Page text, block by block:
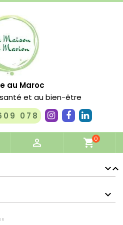
au Maroc
santé et au bien-être
078
 shopping_cart0